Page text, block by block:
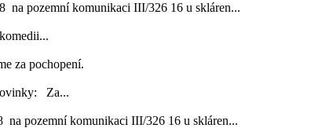
na pozemní komunikaci III/326 16 u skláren...
za pochopení.
Za...
na pozemní komunikaci III/326 16 u skláren...